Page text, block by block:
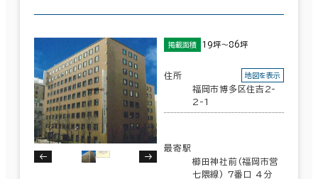
掲載面積 19坪～86坪
住所
福岡市博多区住吉2-
2-1
地図を表示
最寄駅
櫛田神社前(福岡市営
七隈線) 7番口 4分